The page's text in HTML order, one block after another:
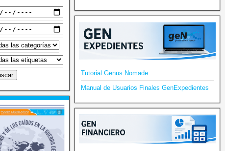
Tutorial Genus Nomade
Manual de Usuarios Finales GenExpedientes